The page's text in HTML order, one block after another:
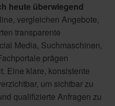
heute überwiegend
vergleichen Angebote,
transparente
Media, Suchmaschinen,
prägen
Eine klare, konsistente
um sichtbar zu
qualifizierte Anfragen zu